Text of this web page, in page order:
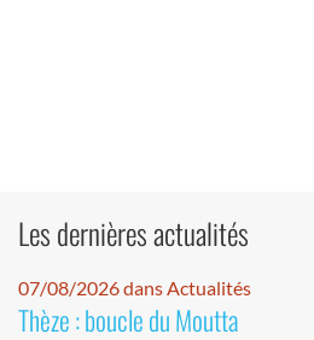
Les dernières actualités
07/08/2026 dans Actualités
Thèze : boucle du Moutta